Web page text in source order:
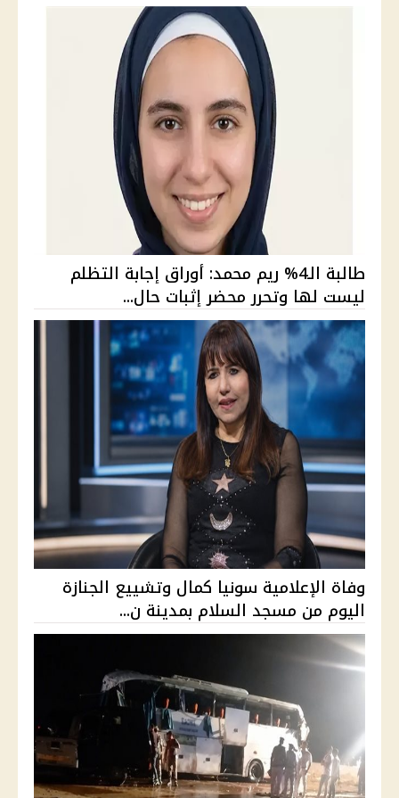
طالبة الـ4% ريم محمد: أوراق إجابة التظلم
ليست لها وتحرر محضر إثبات حال...
وفاة الإعلامية سونيا كمال وتشييع الجنازة
اليوم من مسجد السلام بمدينة ن...